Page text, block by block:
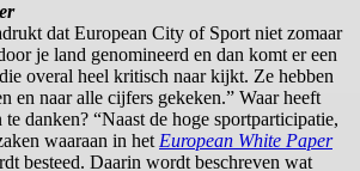
dat European City of Sport niet zomaar
je land genomineerd en dan komt er een
overal heel kritisch naar kijkt. Ze hebben
en naar alle cijfers gekeken.” Waar heeft
danken? “Naast de hoge sportparticipatie,
waaraan in hetEuropean White Paper
besteed. Daarin wordt beschreven wat